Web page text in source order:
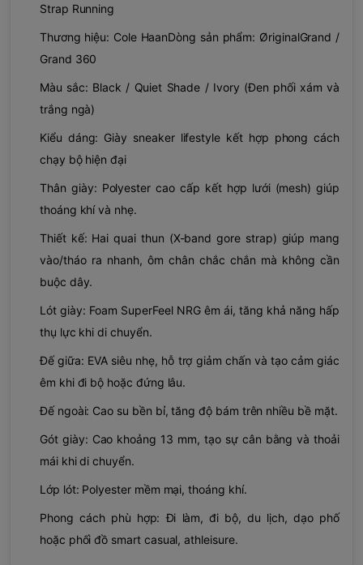
Strap Running
Thương hiệu: Cole HaanDòng sản phẩm: ØriginalGrand /
Grand 360
Màu sắc: Black / Quiet Shade / Ivory (Đen phối xám và
trắng ngà)
Kiểu dáng: Giày sneaker lifestyle kết hợp phong cách
chạy bộ hiện đại
Thân giày: Polyester cao cấp kết hợp lưới (mesh) giúp
thoáng khí và nhẹ.
Thiết kế: Hai quai thun (X-band gore strap) giúp mang
vào/tháo ra nhanh, ôm chân chắc chắn mà không cần
buộc dây.
Lót giày: Foam SuperFeel NRG êm ái, tăng khả năng hấp
thụ lực khi di chuyển.
Đế giữa: EVA siêu nhẹ, hỗ trợ giảm chấn và tạo cảm giác
êm khi đi bộ hoặc đứng lâu.
Đế ngoài: Cao su bền bỉ, tăng độ bám trên nhiều bề mặt.
Gót giày: Cao khoảng 13 mm, tạo sự cân bằng và thoải
mái khi di chuyển.
Lớp lót: Polyester mềm mại, thoáng khí.
Phong cách phù hợp: Đi làm, đi bộ, du lịch, dạo phố
hoặc phối đồ smart casual, athleisure.